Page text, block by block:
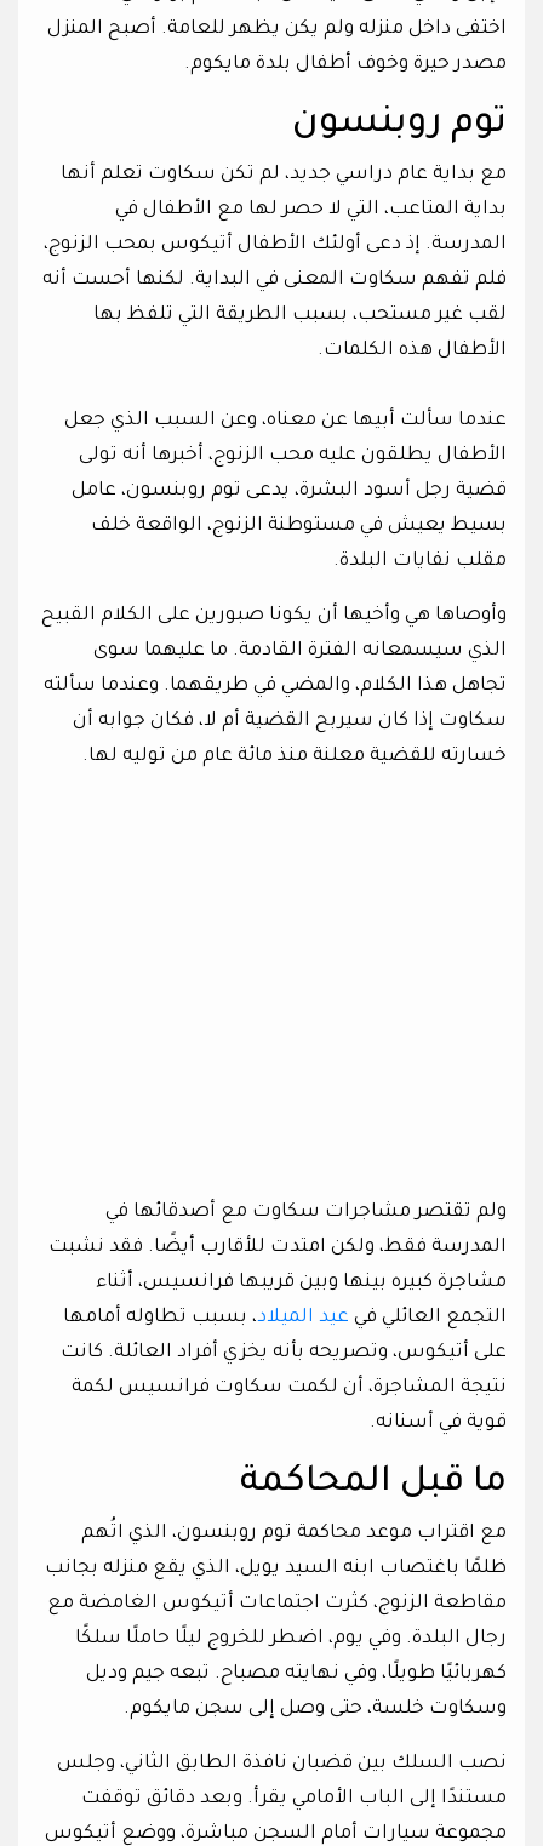
اختفى داخل منزله ولم يكن يظهر للعامة. أصبح المنزل
مصدر حيرة وخوف أطفال بلدة مايكوم.
توم روبنسون
مع بداية عام دراسي جديد، لم تكن سكاوت تعلم أنها
بداية المتاعب، التي لا حصر لها مع الأطفال في
المدرسة. إذ دعى أولئك الأطفال أتيكوس بمحب الزنوج،
فلم تفهم سكاوت المعنى في البداية. لكنها أحست أنه
لقب غير مستحب، بسبب الطريقة التي تلفظ بها
الأطفال هذه الكلمات.
عندما سألت أبيها عن معناه، وعن السبب الذي جعل
الأطفال يطلقون عليه محب الزنوج، أخبرها أنه تولى
قضية رجل أسود البشرة، يدعى توم روبنسون، عامل
بسيط يعيش في مستوطنة الزنوج، الواقعة خلف
مقلب نفايات البلدة.
وأوصاها هي وأخيها أن يكونا صبورين على الكلام القبيح
الذي سيسمعانه الفترة القادمة. ما عليهما سوى
تجاهل هذا الكلام، والمضي في طريقهما. وعندما سألته
سكاوت إذا كان سيربح القضية أم لا، فكان جوابه أن
خسارته للقضية معلنة منذ مائة عام من توليه لها.
ولم تقتصر مشاجرات سكاوت مع أصدقائها في
المدرسة فقط، ولكن امتدت للأقارب أيضًا. فقد نشبت
مشاجرة كبيره بينها وبين قريبها فرانسيس، أثناء
التجمع العائلي في عيد الميلاد، بسبب تطاوله أمامها
على أتيكوس، وتصريحه بأنه يخزي أفراد العائلة. كانت
نتيجة المشاجرة، أن لكمت سكاوت فرانسيس لكمة
قوية في أسنانه.
ما قبل المحاكمة
مع اقتراب موعد محاكمة توم روبنسون، الذي اتُهم
ظلمًا باغتصاب ابنه السيد يويل، الذي يقع منزله بجانب
مقاطعة الزنوج، كثرت اجتماعات أتيكوس الغامضة مع
رجال البلدة. وفي يوم، اضطر للخروج ليلًا حاملًا سلكًا
كهربائيًا طويلًا، وفي نهايته مصباح. تبعه جيم وديل
وسكاوت خلسة، حتى وصل إلى سجن مايكوم.
نصب السلك بين قضبان نافذة الطابق الثاني، وجلس
مستندًا إلى الباب الأمامي يقرأ. وبعد دقائق توقفت
مجموعة سيارات أمام السجن مباشرة، ووضع أتيكوس